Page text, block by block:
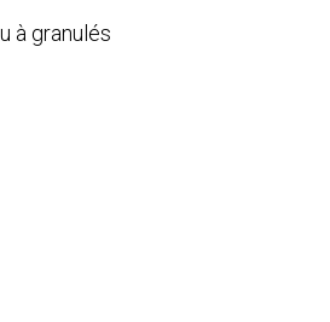
à granulés